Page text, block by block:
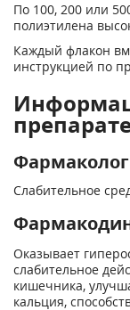
По 100, 200 или
полиэтилена
Каждый флакон
инструкцией по
Слабительное
Оказывает
слабительное
кишечника,
кальция,